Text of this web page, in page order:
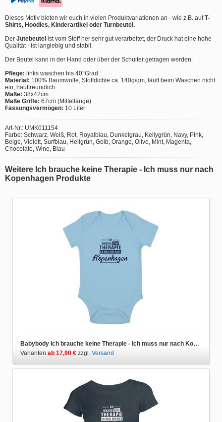
Dieses Motiv bieten wir euch in vielen Produktvariationen an - wie z.B. aufT-
Shirts, Hoodies, Kinderartikel oder Turnbeutel.
Der Jutebeutel ist vom Stoff her sehr gut verarbeitet, der Druck hat eine hohe
Qualität - ist langlebig und stabil.
Der Beutel kann in der Hand oder über der Schulter getragen werden.
Pflege: links waschen bis 40°Grad
Material: 100% Baumwolle, Stoffdichte ca. 140g/qm, läuft beim Waschen nicht
ein, hautfreundlich
Maße: 38x42cm
Maße Griffe: 67cm (Mittellänge)
Fassungsvermögen: 10 Liter
Art-Nr.: UMK011154
Farbe: Schwarz, Weiß, Rot, Royalblau, Dunkelgrau, Kellygrün, Navy, Pink,
Beige, Violett, Surfblau, Hellgrün, Gelb, Orange, Olive, Mint, Magenta,
Chocolate, Wine, Blau
Weitere Ich brauche keine Therapie - Ich muss nur nach
Kopenhagen Produkte
Babybody Ich brauche keine Therapie - Ich muss nur nach Kopenhagen
Varianten ab 17,90 € zzgl. Versand